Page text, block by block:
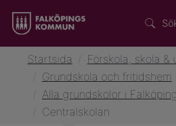
Startsida
Förskola, skola &
Grundskola och fritidshem
Alla grundskolor i
Centralskolan